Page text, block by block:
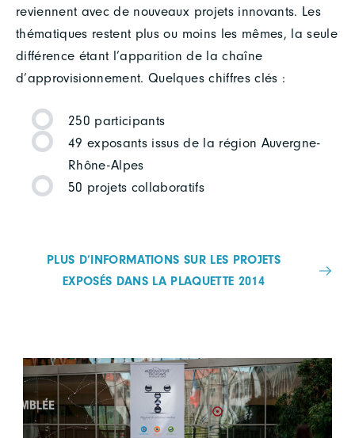
reviennent avec de nouveaux projets innovants. Les
thématiques restent plus ou moins les mêmes, la seule
différence étant l’apparition de la chaîne
d’approvisionnement. Quelques chiffres clés :
250 participants
49 exposants issus de la région Auvergne-
Rhône-Alpes
50 projets collaboratifs
PLUS D’INFORMATIONS SUR LES PROJETS
EXPOSÉS DANS LA PLAQUETTE 2014